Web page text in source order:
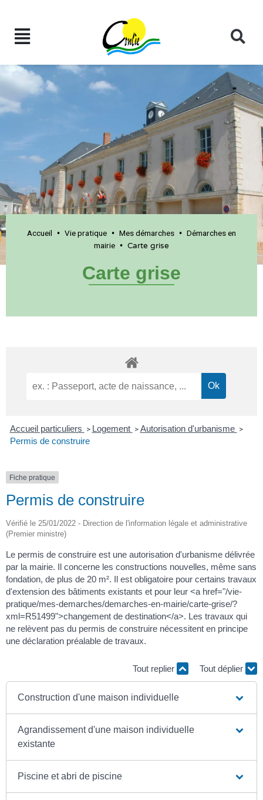
Accueil • Vie pratique • Mes démarches • Démarches en
mairie • Carte grise
Carte grise
Accueil particuliers > Logement > Autorisation d'urbanisme >
Permis de construire
Fiche pratique
Permis de construire
Vérifié le 25/01/2022 - Direction de l'information légale et administrative
(Premier ministre)
Le permis de construire est une autorisation d'urbanisme délivrée
par la mairie. Il concerne les constructions nouvelles, même sans
fondation, de plus de 20 m². Il est obligatoire pour certains travaux
d'extension des bâtiments existants et pour leur <a href="/vie-
pratique/mes-demarches/demarches-en-mairie/carte-grise/?
xml=R51499">changement de destination</a>. Les travaux qui
ne relèvent pas du permis de construire nécessitent en principe
une déclaration préalable de travaux.
Tout replier Tout déplier
Construction d'une maison individuelle
Agrandissement d'une maison individuelle
existante
Piscine et abri de piscine